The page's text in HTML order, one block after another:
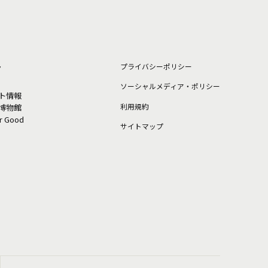
情報
物館
Good
プライバシーポリシー
ソーシャルメディア・ポリシー
利⽤規約
サイトマップ